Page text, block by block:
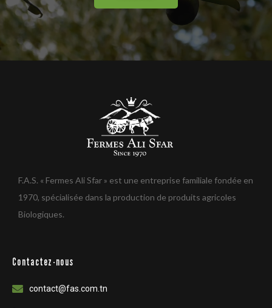
F.A.S. « Fermes Ali Sfar » est une entreprise familiale fondée en
1970, spécialisée dans la production de produits agricoles
Biologiques.
Contactez-nous
contact@fas.com.tn